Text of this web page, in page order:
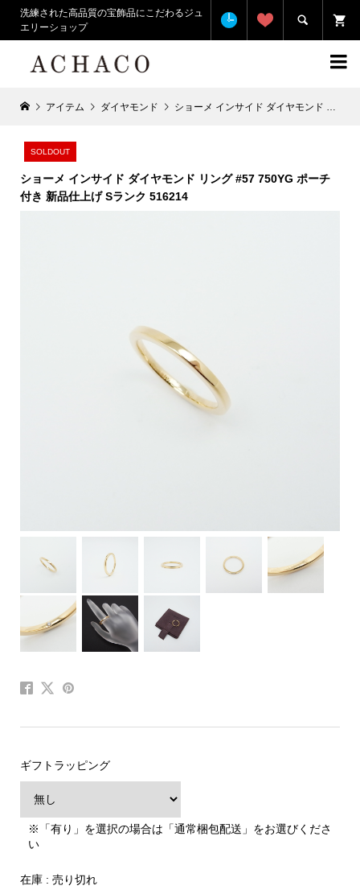
洗練された高品質の宝飾品にこだわるジュ
エリーショップ


アイテム ダイヤモンド ショーメ インサイド ダイヤモンド リング #57 750YG ポーチ 付き 新品仕上げ Sランク 516214
SOLDOUT
ショーメ インサイド ダイヤモンド リング #57 750YG ポーチ
付き 新品仕上げ Sランク 516214
ギフトラッピング
※「有り」を選択の場合は「通常梱包配送」をお選びくださ
い
在庫 : 売り切れ